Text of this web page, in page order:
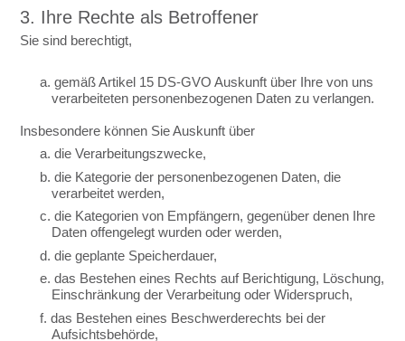
3. Ihre Rechte als Betroffener
Sie sind berechtigt,
a. gemäß Artikel 15 DS-GVO Auskunft über Ihre von uns
verarbeiteten personenbezogenen Daten zu verlangen.
Insbesondere können Sie Auskunft über
a. die Verarbeitungszwecke,
b. die Kategorie der personenbezogenen Daten, die
verarbeitet werden,
c. die Kategorien von Empfängern, gegenüber denen Ihre
Daten offengelegt wurden oder werden,
d. die geplante Speicherdauer,
e. das Bestehen eines Rechts auf Berichtigung, Löschung,
Einschränkung der Verarbeitung oder Widerspruch,
f. das Bestehen eines Beschwerderechts bei der
Aufsichtsbehörde,